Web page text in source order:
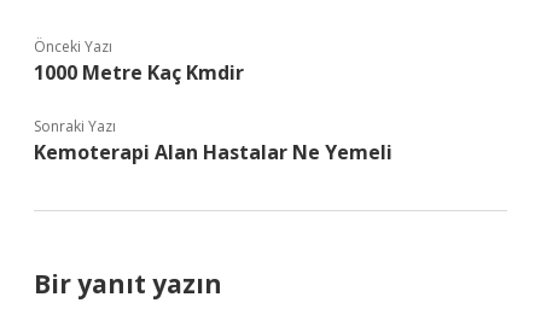
Önceki Yazı
1000 Metre Kaç Kmdir
Sonraki Yazı
Kemoterapi Alan Hastalar Ne Yemeli
Bir yanıt yazın